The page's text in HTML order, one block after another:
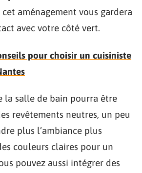
aménagement vous gardera
avec votre côté vert.
pour choisir un cuisiniste
la salle de bain pourra être
revêtements neutres, un peu
plus l’ambiance plus
couleurs claires pour un
pouvez aussi intégrer des